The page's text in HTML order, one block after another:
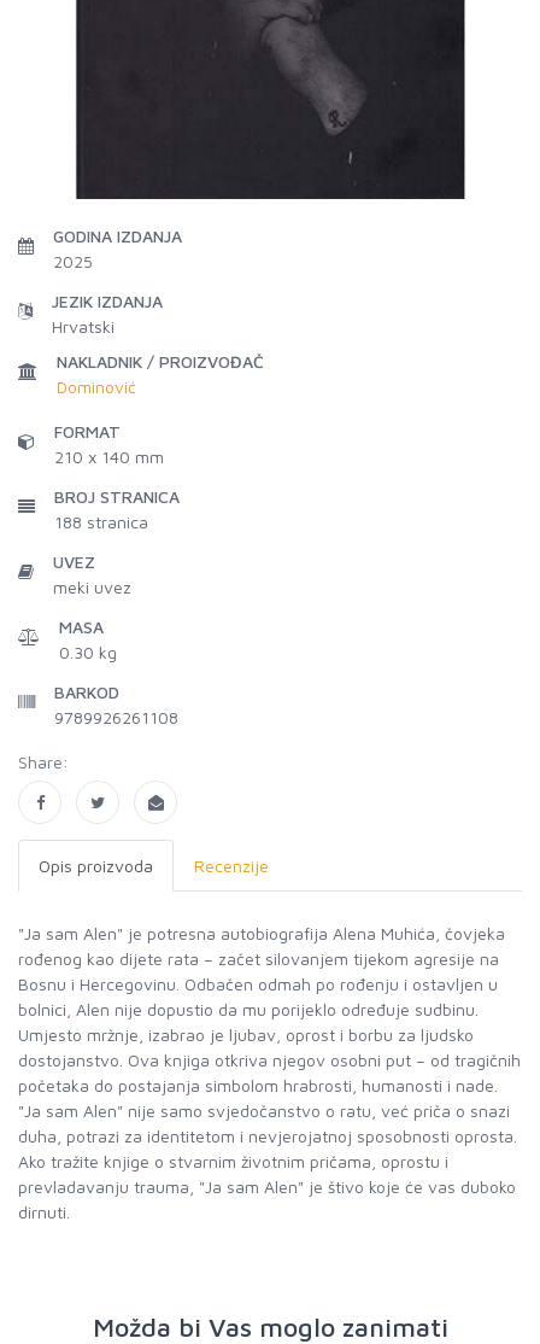
GODINA IZDANJA
2025
JEZIK IZDANJA
Hrvatski
NAKLADNIK / PROIZVOĐAČ
Dominović
FORMAT
210 x 140 mm
BROJ STRANICA
188 stranica
UVEZ
meki uvez
MASA
0.30 kg
BARKOD
9789926261108
Share:
Opis proizvoda Recenzije
"Ja sam Alen" je potresna autobiografija Alena Muhića, čovjeka
rođenog kao dijete rata – začet silovanjem tijekom agresije na
Bosnu i Hercegovinu. Odbačen odmah po rođenju i ostavljen u
bolnici, Alen nije dopustio da mu porijeklo određuje sudbinu.
Umjesto mržnje, izabrao je ljubav, oprost i borbu za ljudsko
dostojanstvo. Ova knjiga otkriva njegov osobni put – od tragičnih
početaka do postajanja simbolom hrabrosti, humanosti i nade.
"Ja sam Alen" nije samo svjedočanstvo o ratu, već priča o snazi
duha, potrazi za identitetom i nevjerojatnoj sposobnosti oprosta.
Ako tražite knjige o stvarnim životnim pričama, oprostu i
prevladavanju trauma, "Ja sam Alen" je štivo koje će vas duboko
dirnuti.
Možda bi Vas moglo zanimati